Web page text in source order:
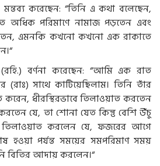
করেছেন: “তিনি এ কথা বলেছেন,
অধিক পরিমাণে নামাজ পড়তেন এবং
এমনকি কখনো কখনো এক রাকাতে
বর্ণনা করেছেন: “আমি এক রাত
সাথে কাটিয়েছিলাম। তিনি তাঁর
ধীরস্থিরভাবে তিলাওয়াত করতেন
যে, তা শোনা যেত কিন্তু বেশি উঁচু
করলেন যে, ফজরের আগে
হওয়া পর্যন্ত সময়ের সমপরিমাণ সময়
বিতির আদায় করলেন।“